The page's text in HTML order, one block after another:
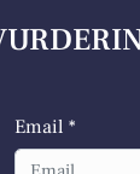
Email *